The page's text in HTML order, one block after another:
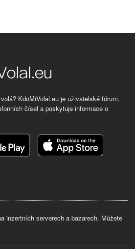
KdoMiVolal.eu je uživatelské fórum,
čísel a poskytuje informace o
inzertních serverech a bazarech. Můžete